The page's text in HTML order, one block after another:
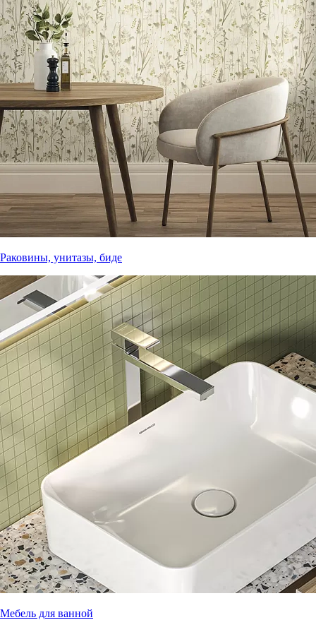
Раковины, унитазы, биде
Мебель для ванной